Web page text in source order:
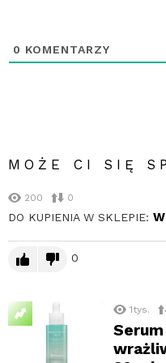
0 KOMENTARZY
MOŻE CI SIĘ
200 0
DO KUPIENIA W SKLEPIE:
0
1tys.